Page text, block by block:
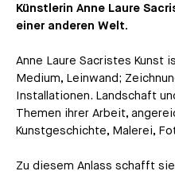
Künstlerin Anne Laure
einer anderen Welt.
Anne Laure Sacristes Kunst
Medium, Leinwand;
Installationen. Landschaft
Themen ihrer Arbeit,
Kunstgeschichte, Malerei,
Zu diesem Anlass schafft